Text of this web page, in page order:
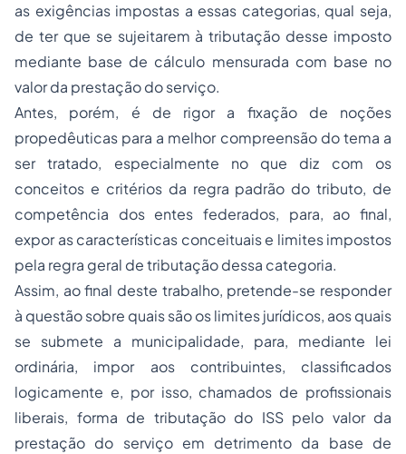
as exigências impostas a essas categorias, qual seja,
de ter que se sujeitarem à tributação desse imposto
mediante base de cálculo mensurada com base no
valor da prestação do serviço.
Antes, porém, é de rigor a fixação de noções
propedêuticas para a melhor compreensão do tema a
ser tratado, especialmente no que diz com os
conceitos e critérios da regra padrão do tributo, de
competência dos entes federados, para, ao final,
expor as características conceituais e limites impostos
pela regra geral de tributação dessa categoria.
Assim, ao final deste trabalho, pretende-se responder
à questão sobre quais são os limites jurídicos, aos quais
se submete a municipalidade, para, mediante lei
ordinária, impor aos contribuintes, classificados
logicamente e, por isso, chamados de profissionais
liberais, forma de tributação do ISS pelo valor da
prestação do serviço em detrimento da base de